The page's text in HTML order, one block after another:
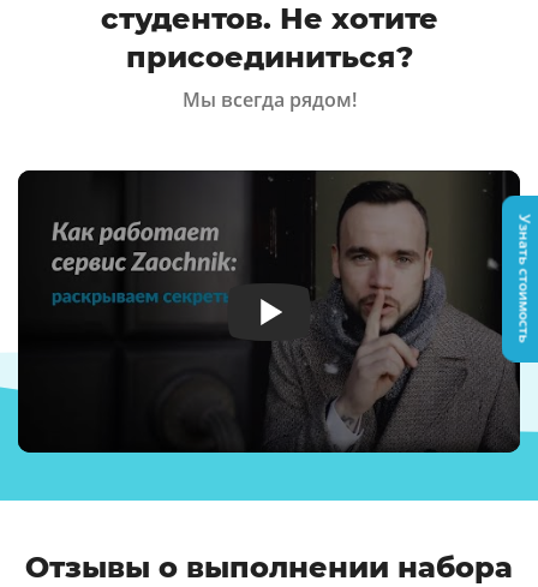
студентов. Не хотите
присоединиться?
Мы всегда рядом!
Отзывы о выполнении набора
Узнать стоимость